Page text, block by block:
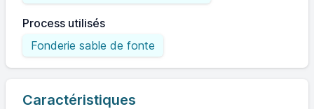
Process utilisés
Fonderie sable de fonte
Caractéristiques